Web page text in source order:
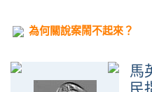
為何關說案鬧不起來？
馬
民